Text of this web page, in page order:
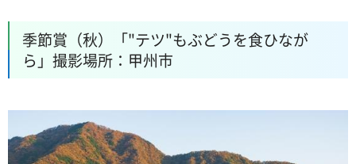
季節賞（秋）「"テツ"もぶどうを食ひなが
ら」撮影場所：甲州市